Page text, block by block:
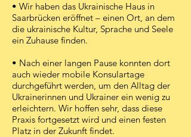
• Wir haben das Ukrainische Haus in
Saarbrücken eröffnet – einen Ort, an dem
die ukrainische Kultur, Sprache und Seele
ein Zuhause finden.
• Nach einer langen Pause konnten dort
auch wieder mobile Konsulartage
durchgeführt werden, um den Alltag der
Ukrainerinnen und Ukrainer ein wenig zu
erleichtern. Wir hoffen sehr, dass diese
Praxis fortgesetzt wird und einen festen
Platz in der Zukunft findet.